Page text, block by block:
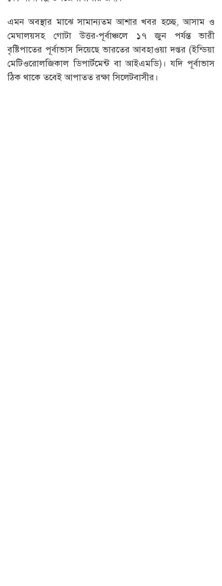
এমন অবস্থার মাঝে সামান্যতম আশার খবর হচ্ছে, আসাম ও
মেঘালয়সহ গোটা উত্তর-পূর্বাঞ্চলে ১৭ জুন পর্যন্ত ভারী
বৃষ্টিপাতের পূর্বাভাস দিয়েছে ভারতের আবহাওয়া দপ্তর (ইন্ডিয়া
মেটিওরোলজিকাল ডিপার্টমেন্ট বা আইএমডি)। যদি পূর্বাভাস
ঠিক থাকে তবেই আপাতত রক্ষা সিলেটবাসীর।